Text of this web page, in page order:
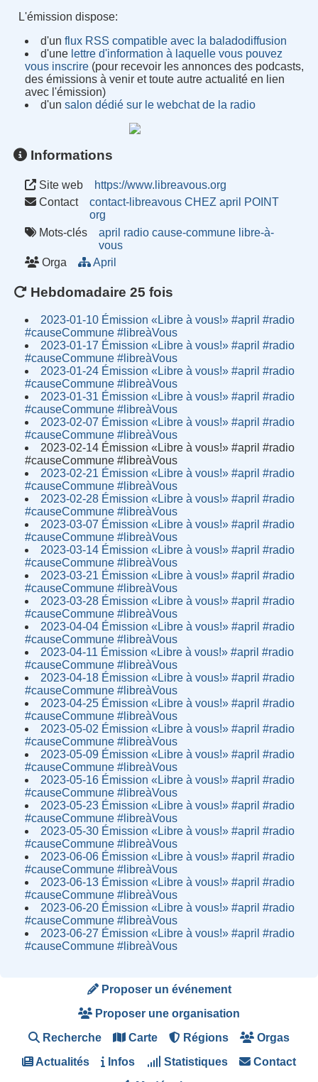
L'émission dispose:
d'unflux RSS compatible avec la baladodiffusion
d'une lettre d'information à laquelle vous pouvez
vous inscrire (pour recevoir les annonces des podcasts,
des émissions à venir et toute autre actualité en lien
avec l'émission)
d'unsalon dédié sur le webchat de la radio
Informations
Site web
https://www.libreavous.org
Contact
contact-libreavous CHEZ april POINT
org
Mots-clés
april radio cause-commune libre-à-
vous
Orga
April
Hebdomadaire 25 fois
2023-01-10 Émission «Libre à vous!» #april #radio
#causeCommune #libreàVous
2023-01-17 Émission «Libre à vous!» #april #radio
#causeCommune #libreàVous
2023-01-24 Émission «Libre à vous!» #april #radio
#causeCommune #libreàVous
2023-01-31 Émission «Libre à vous!» #april #radio
#causeCommune #libreàVous
2023-02-07 Émission «Libre à vous!» #april #radio
#causeCommune #libreàVous
2023-02-14 Émission «Libre à vous!» #april #radio
#causeCommune #libreàVous
2023-02-21 Émission «Libre à vous!» #april #radio
#causeCommune #libreàVous
2023-02-28 Émission «Libre à vous!» #april #radio
#causeCommune #libreàVous
2023-03-07 Émission «Libre à vous!» #april #radio
#causeCommune #libreàVous
2023-03-14 Émission «Libre à vous!» #april #radio
#causeCommune #libreàVous
2023-03-21 Émission «Libre à vous!» #april #radio
#causeCommune #libreàVous
2023-03-28 Émission «Libre à vous!» #april #radio
#causeCommune #libreàVous
2023-04-04 Émission «Libre à vous!» #april #radio
#causeCommune #libreàVous
2023-04-11 Émission «Libre à vous!» #april #radio
#causeCommune #libreàVous
2023-04-18 Émission «Libre à vous!» #april #radio
#causeCommune #libreàVous
2023-04-25 Émission «Libre à vous!» #april #radio
#causeCommune #libreàVous
2023-05-02 Émission «Libre à vous!» #april #radio
#causeCommune #libreàVous
2023-05-09 Émission «Libre à vous!» #april #radio
#causeCommune #libreàVous
2023-05-16 Émission «Libre à vous!» #april #radio
#causeCommune #libreàVous
2023-05-23 Émission «Libre à vous!» #april #radio
#causeCommune #libreàVous
2023-05-30 Émission «Libre à vous!» #april #radio
#causeCommune #libreàVous
2023-06-06 Émission «Libre à vous!» #april #radio
#causeCommune #libreàVous
2023-06-13 Émission «Libre à vous!» #april #radio
#causeCommune #libreàVous
2023-06-20 Émission «Libre à vous!» #april #radio
#causeCommune #libreàVous
2023-06-27 Émission «Libre à vous!» #april #radio
#causeCommune #libreàVous
Proposer un événement
Proposer une organisation
Recherche Carte Régions Orgas
Actualités Infos Statistiques Contact